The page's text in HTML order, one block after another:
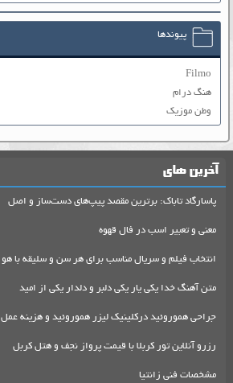
پیوندها
Filmo
هنگ درام
وطن موزیک
آخرین های
پاسارگاد تاباک: برترین مقصد پیپ‌های دست‌ساز و اصل
معنی و تعبیر اسب در فال قهوه
انتخاب فیلم و سریال مناسب برای هر سن و سلیقه با هو
متن آهنگ خدا یکی یار یکی دلبر و دلدار یکی از امید
جراحی هموروئید درکلینیک لیزر هموروئید و هزینه عمل
رزرو آنلاین تور کربلا با قیمت پرواز نجف و هتل کربل
مشخصات فنی زانتیا